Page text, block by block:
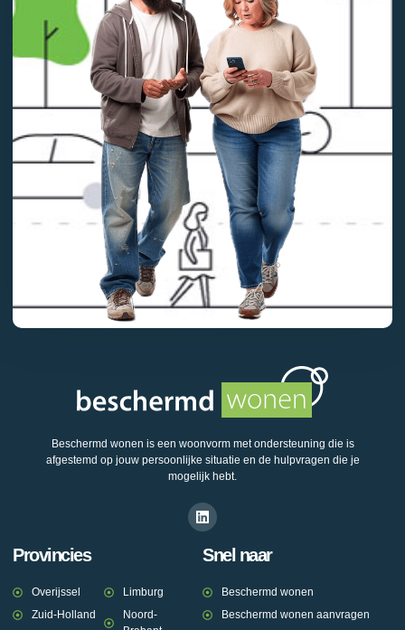
Beschermd wonen is een woonvorm met ondersteuning die is
afgestemd op jouw persoonlijke situatie en de hulpvragen die je
mogelijk hebt.
Provincies
Overijssel
Zuid-Holland
Limburg
Noord-
Snel naar
Beschermd wonen
Beschermd wonen aanvragen